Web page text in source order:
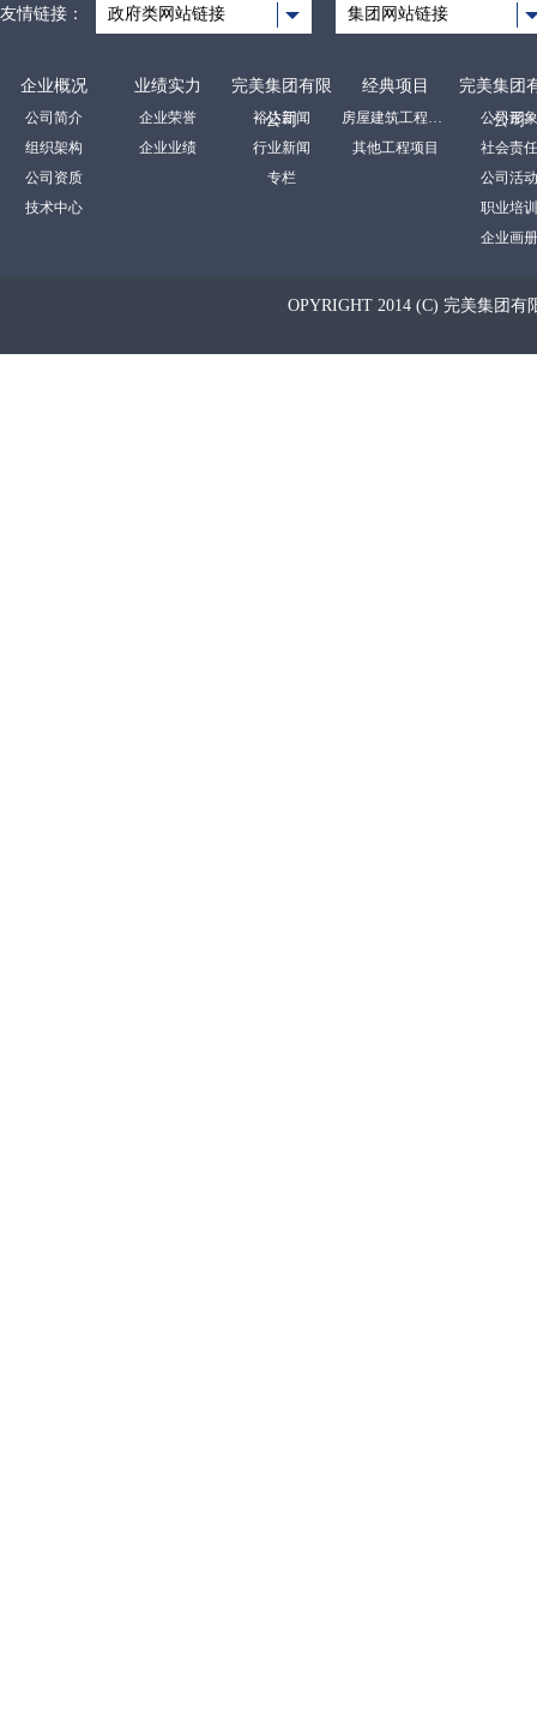
友情链接： 政府类网站链接 集团网站链接
企业概况
公司简介
组织架构
公司资质
技术中心
业绩实力
企业荣誉
企业业绩
完美集团有限
公司
裕达新闻
行业新闻
专栏
经典项目
房屋建筑工程项目
其他工程项目
完美集团
公司
公司形象
社会责任
公司活动
职业培训
企业画册
OPYRIGHT 2014 (C) 完美集团有